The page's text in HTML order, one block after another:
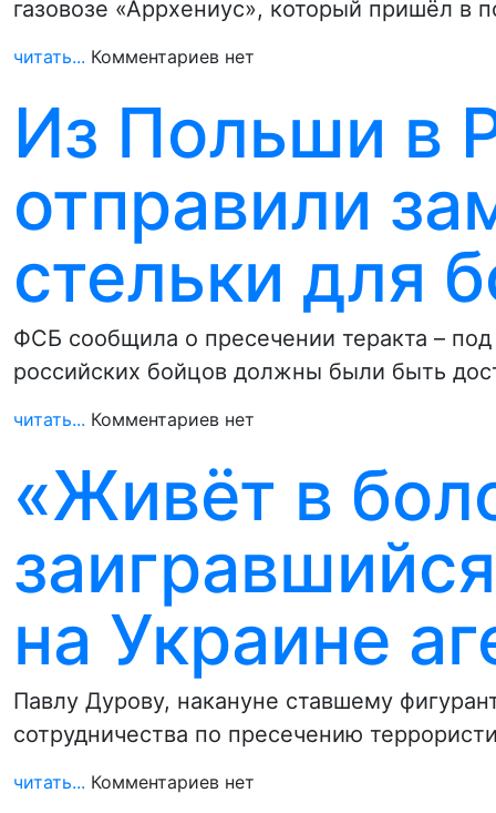
газовозе «Аррхениус», который пришёл в
читать... Комментариев нет
Из Польши в
отправили
стельки для
ФСБ сообщила о пресечении теракта –
российских бойцов должны были быть
читать... Комментариев нет
«Живёт в
на Украине
Павлу Дурову, накануне ставшему
сотрудничества по пресечению
читать... Комментариев нет